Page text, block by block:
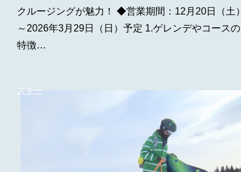
クルージングが魅力！ ◆営業期間：12月20日（土）
～2026年3月29日（日）予定 1.ゲレンデやコースの
特徴…
スキー